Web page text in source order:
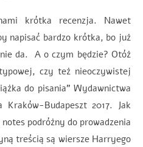
krótka recenzja. Nawet
napisać bardzo krótka, bo już
da. A o czym będzie? Otóż
czy też nieoczywistej
do pisania” Wydawnictwa
Budapeszt 2017. Jak
podróżny do prowadzenia
treścią są wiersze Harryego